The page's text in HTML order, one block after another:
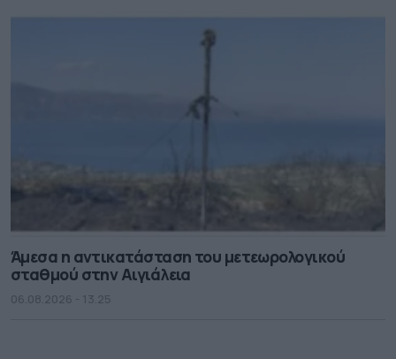
Άμεσα η αντικατάσταση του μετεωρολογικού
σταθμού στην Αιγιάλεια
06.08.2026 - 13.25